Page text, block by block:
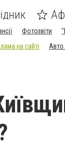
Фотозвіти
на сайті